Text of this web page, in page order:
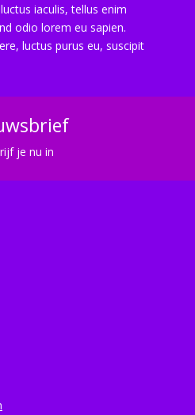
iaculis, tellus enim
odio lorem eu sapien.
luctus purus eu, suscipit
je nu in